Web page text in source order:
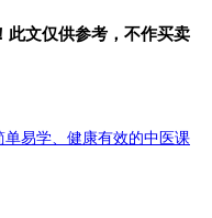
此文仅供参考，不作买卖
单易学、健康有效的中医课